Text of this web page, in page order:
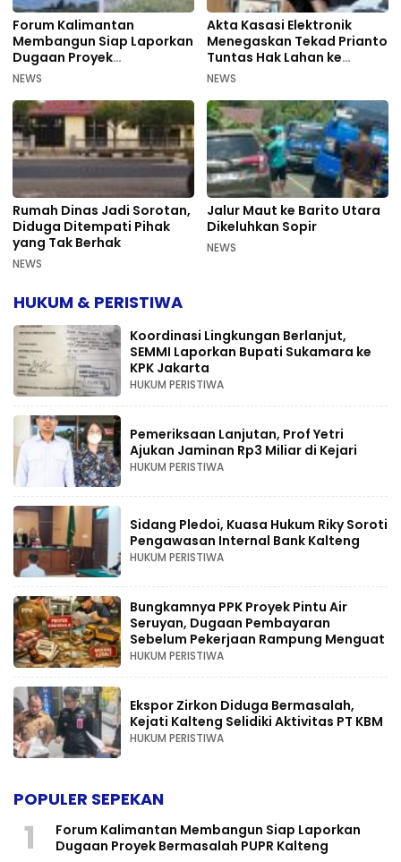
Forum Kalimantan
Membangun Siap Laporkan
Dugaan Proyek
Bermasalah PUPR Kalteng
NEWS
Akta Kasasi Elektronik
Menegaskan Tekad Prianto
Tuntas Hak Lahan ke
Mahkamah Agung
NEWS
Rumah Dinas Jadi Sorotan,
Diduga Ditempati Pihak
yang Tak Berhak
NEWS
Jalur Maut ke Barito Utara
Dikeluhkan Sopir
NEWS
HUKUM & PERISTIWA
Koordinasi Lingkungan Berlanjut,
SEMMI Laporkan Bupati Sukamara ke
KPK Jakarta
HUKUM PERISTIWA
Pemeriksaan Lanjutan, Prof Yetri
Ajukan Jaminan Rp3 Miliar di Kejari
HUKUM PERISTIWA
Sidang Pledoi, Kuasa Hukum Riky Soroti
Pengawasan Internal Bank Kalteng
HUKUM PERISTIWA
Bungkamnya PPK Proyek Pintu Air
Seruyan, Dugaan Pembayaran
Sebelum Pekerjaan Rampung Menguat
HUKUM PERISTIWA
Ekspor Zirkon Diduga Bermasalah,
Kejati Kalteng Selidiki Aktivitas PT KBM
HUKUM PERISTIWA
POPULER SEPEKAN
1
Forum Kalimantan Membangun Siap Laporkan
Dugaan Proyek Bermasalah PUPR Kalteng